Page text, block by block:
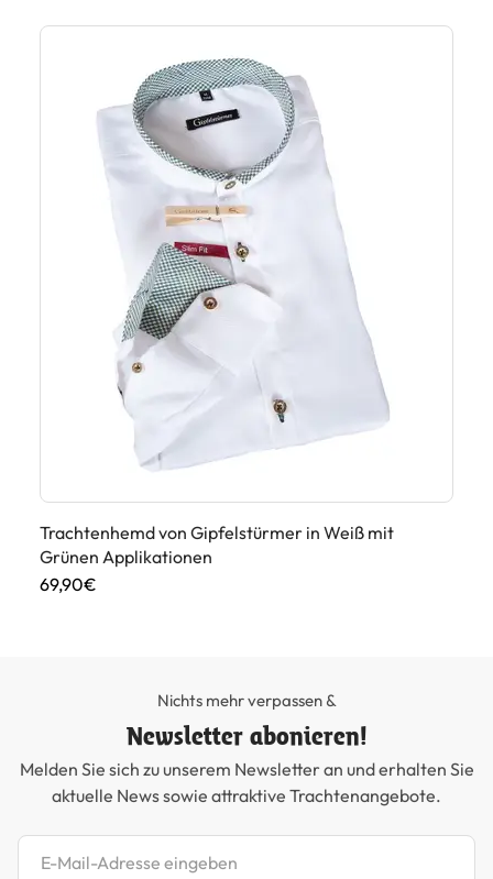
Trachtenhemd von Gipfelstürmer in Weiß mit
Grünen Applikationen
69,90€
Nichts mehr verpassen &
Newsletter abonieren!
Melden Sie sich zu unserem Newsletter an und erhalten Sie
aktuelle News sowie attraktive Trachtenangebote.
Newsletter abonnieren